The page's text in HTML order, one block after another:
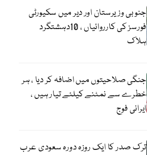
جنوبی وزیرستان اور دیر میں سکیورٹی
فورسز کی کارروائیاں ، 10دہشتگرد
ہلاک
جنگی صلاحیتوں میں اضافہ کر دیا ، ہر
خطرے سے نمٹنے کیلئے تیار ہیں ،
ایرانی فوج
ترک صدر کا ایک روزہ دورہ سعودی عرب